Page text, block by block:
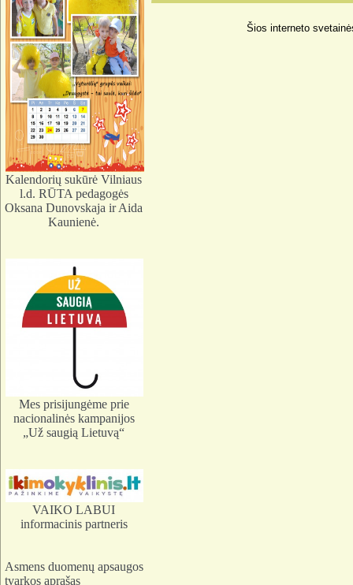
Kalendorių sukūrė Vilniaus
l.d. RŪTA pedagogės
Oksana Dunovskaja ir Aida
Kaunienė.
Mes prisijungėme prie
nacionalinės kampanijos
„Už saugią Lietuvą“
VAIKO LABUI
informacinis partneris
Asmens duomenų apsaugos
tvarkos aprašas
Šios interneto